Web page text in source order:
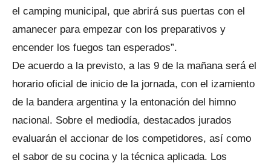
el camping municipal, que abrirá sus puertas con el
amanecer para empezar con los preparativos y
encender los fuegos tan esperados”.
De acuerdo a la previsto, a las 9 de la mañana será el
horario oficial de inicio de la jornada, con el izamiento
de la bandera argentina y la entonación del himno
nacional. Sobre el mediodía, destacados jurados
evaluarán el accionar de los competidores, así como
el sabor de su cocina y la técnica aplicada. Los